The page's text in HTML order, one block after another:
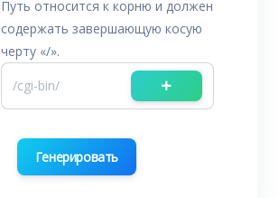
Путь относится к корню и должен
содержать завершающую косую
черту «/».
Генерировать